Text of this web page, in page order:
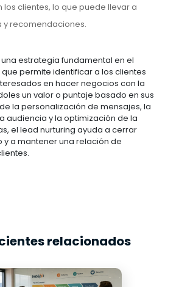
los clientes, lo que puede llevar a
y recomendaciones.
estrategia fundamental en el
permite identificar a los clientes
en hacer negocios con la
un valor o puntaje basado en sus
la personalización de mensajes, la
audiencia y la optimización de la
el lead nurturing ayuda a cerrar
y a mantener una relación de
relacionados